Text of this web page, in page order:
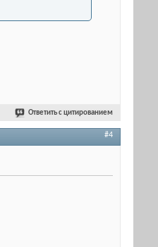
Ответить с цитированием
#4